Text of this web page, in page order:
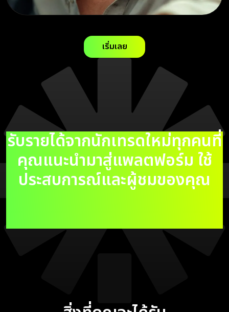
เริ่มเลย
รับรายได้จากนักเทรดใหม่ทุกคนที่
คุณแนะนำมาสู่แพลตฟอร์ม ใช้
ประสบการณ์และผู้ชมของคุณ